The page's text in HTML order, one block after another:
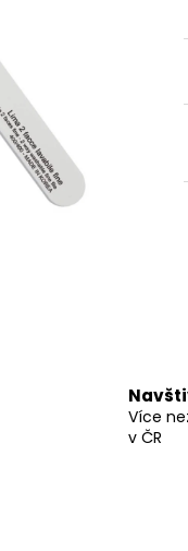
Více
v ČR
BODY BY